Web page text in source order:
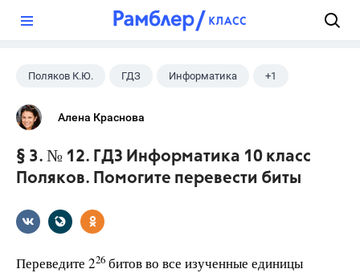
Поляков К.Ю. ГДЗ Информатика +1
10 класс
Алена Краснова
§ 3. № 12. ГДЗ Информатика 10 класс
Поляков. Помогите перевести биты
Переведите 226 битов во все изученные единицы